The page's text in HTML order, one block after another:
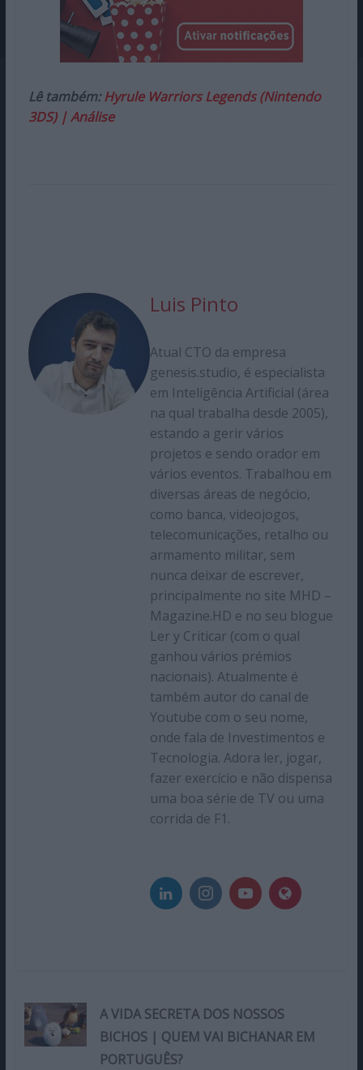
Lê também:Hyrule Warriors Legends (Nintendo
3DS) | Análise
Luis Pinto
Atual CTO da empresa
genesis.studio, é especialista
em Inteligência Artificial (área
na qual trabalha desde 2005),
estando a gerir vários
projetos e sendo orador em
vários eventos. Trabalhou em
diversas áreas de negócio,
como banca, videojogos,
telecomunicações, retalho ou
armamento militar, sem
nunca deixar de escrever,
principalmente no site MHD –
Magazine.HD e no seu blogue
Ler y Criticar (com o qual
ganhou vários prémios
nacionais). Atualmente é
também autor do canal de
Youtube com o seu nome,
onde fala de Investimentos e
Tecnologia. Adora ler, jogar,
fazer exercício e não dispensa
uma boa série de TV ou uma
corrida de F1.
A VIDA SECRETA DOS NOSSOS
BICHOS | QUEM VAI BICHANAR EM
PORTUGUÊS?